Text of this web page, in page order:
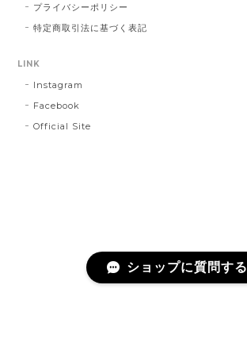
プライバシーポリシー
特定商取引法に基づく表記
LINK
Instagram
Facebook
Official Site
ショップに質問する